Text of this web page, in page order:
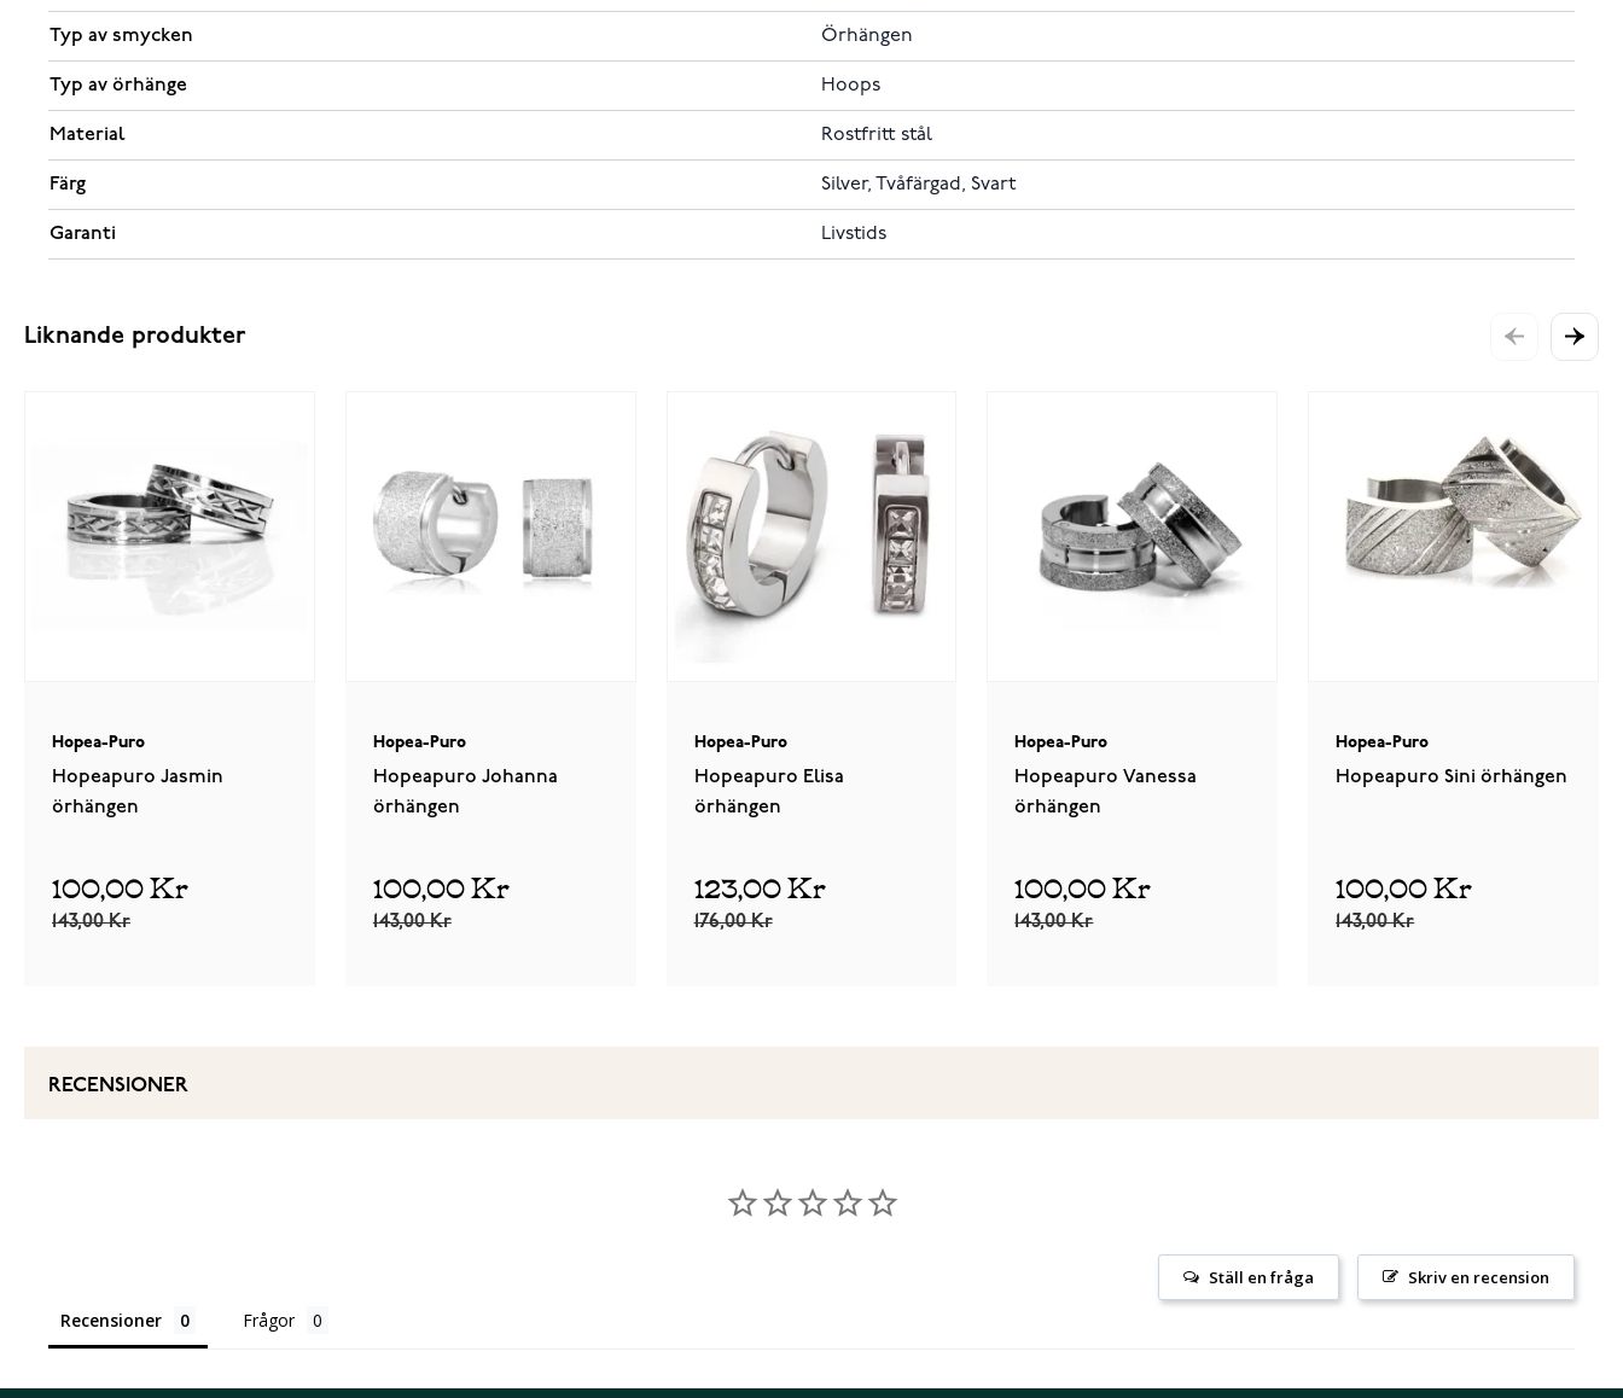
Typ av smycken Örhängen
Typ av örhänge Hoops
Material Rostfritt stål
Färg Silver, Tvåfärgad, Svart
Garanti Livstids
Liknande produkter
Hopea-Puro
Hopeapuro Jasmin
örhängen
100,00 Kr
143,00 Kr
Hopea-Puro
Hopeapuro Johanna
örhängen
100,00 Kr
143,00 Kr
Hopea-Puro
Hopeapuro Elisa
örhängen
123,00 Kr
176,00 Kr
Hopea-Puro
Hopeapuro Vanessa
örhängen
100,00 Kr
143,00 Kr
Hopea-Puro
Hopeapuro Sini örhängen
100,00 Kr
143,00 Kr
RECENSIONER
Skriv en recension
Ställ en fråga
Recensioner Frågor